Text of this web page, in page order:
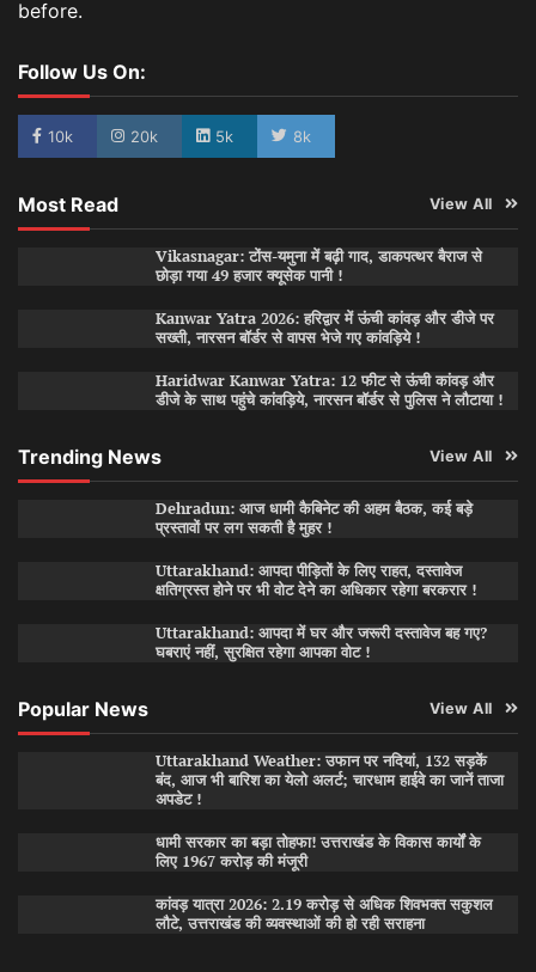
before.
Follow Us On:
10k 20k 5k 8k
Most Read View All
Vikasnagar: टोंस-यमुना में बढ़ी गाद, डाकपत्थर बैराज से
छोड़ा गया 49 हजार क्यूसेक पानी !
Kanwar Yatra 2026: हरिद्वार में ऊंची कांवड़ और डीजे पर
सख्ती, नारसन बॉर्डर से वापस भेजे गए कांवड़िये !
Haridwar Kanwar Yatra: 12 फीट से ऊंची कांवड़ और
डीजे के साथ पहुंचे कांवड़िये, नारसन बॉर्डर से पुलिस ने लौटाया !
Trending News View All
Dehradun: आज धामी कैबिनेट की अहम बैठक, कई बड़े
प्रस्तावों पर लग सकती है मुहर !
Uttarakhand: आपदा पीड़ितों के लिए राहत, दस्तावेज
क्षतिग्रस्त होने पर भी वोट देने का अधिकार रहेगा बरकरार !
Uttarakhand: आपदा में घर और जरूरी दस्तावेज बह गए?
घबराएं नहीं, सुरक्षित रहेगा आपका वोट !
Popular News View All
Uttarakhand Weather: उफान पर नदियां, 132 सड़कें
बंद, आज भी बारिश का येलो अलर्ट; चारधाम हाईवे का जानें ताजा
अपडेट !
धामी सरकार का बड़ा तोहफा! उत्तराखंड के विकास कार्यों के
लिए 1967 करोड़ की मंजूरी
कांवड़ यात्रा 2026: 2.19 करोड़ से अधिक शिवभक्त सकुशल
लौटे, उत्तराखंड की व्यवस्थाओं की हो रही सराहना